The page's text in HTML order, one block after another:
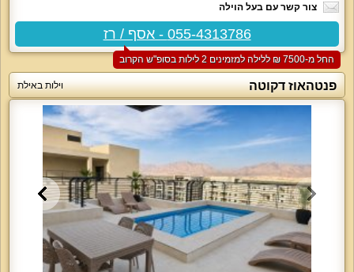
צור קשר עם בעל הוילה
055-4313786 - אסף / רז
החל מ-‏7500 ₪ ללילה למזמינים 2 לילות בסופ"ש הקרוב
פנטהאוז דקוטה וילות באילת